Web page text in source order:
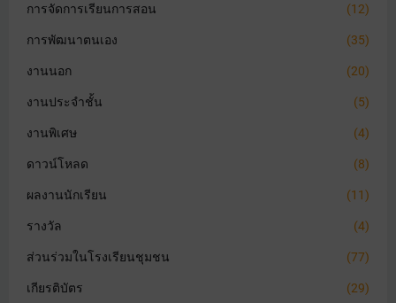
การจัดการเรียนการสอน (12)
การพัฒนาตนเอง (35)
งานนอก (20)
งานประจำชั้น (5)
งานพิเศษ (4)
ดาวน์โหลด (8)
ผลงานนักเรียน (11)
รางวัล (4)
ส่วนร่วมในโรงเรียนชุมชน (77)
เกียรติบัตร (29)